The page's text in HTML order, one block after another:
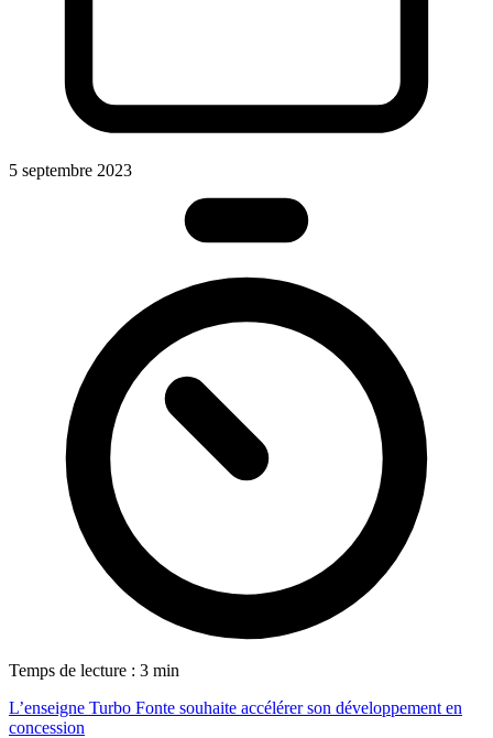
5 septembre 2023
Temps de lecture : 3 min
L’enseigne Turbo Fonte souhaite accélérer son développement en
concession